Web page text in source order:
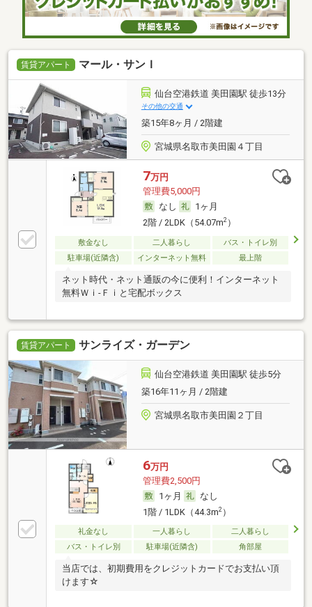
賃貸アパート マール・サンＩ
仙台空港鉄道 美田園駅 徒歩13分
その他の交通
築15年8ヶ月 / 2階建
宮城県名取市美田園４丁目
7万円
管理費5,000円
なし
1ヶ月
2階 / 2LDK（54.07m2）
敷金なし 二人暮らし
バス・トイレ別
駐車場(近隣含)
インターネット無料 最上階
ネット時代・ネット通販の今に便利！インターネット
無料Ｗｉ-Ｆｉと宅配ボックス
賃貸アパート サンライズ・ガーデン
仙台空港鉄道 美田園駅 徒歩5分
築16年11ヶ月 / 2階建
宮城県名取市美田園２丁目
6万円
管理費2,500円
1ヶ月
なし
1階 / 1LDK（44.3m2）
礼金なし 一人暮らし
二人暮らし
バス・トイレ別
駐車場(近隣含) 角部屋
当店では、初期費用をクレジットカードでお支払い頂
けます☆